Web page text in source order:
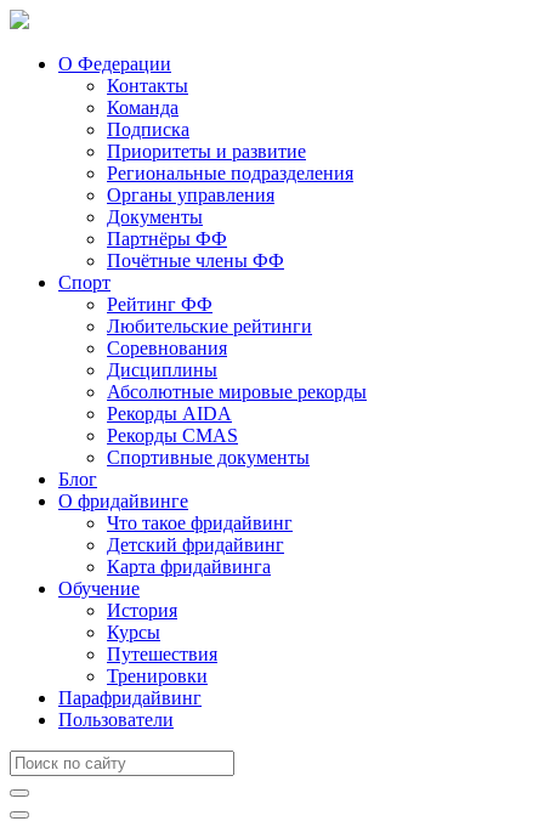
О Федерации
Контакты
Команда
Подписка
Приоритеты и развитие
Региональные подразделения
Органы управления
Документы
Партнёры ФФ
Почётные члены ФФ
Спорт
Рейтинг ФФ
Любительские рейтинги
Соревнования
Дисциплины
Абсолютные мировые рекорды
Рекорды AIDA
Рекорды CMAS
Спортивные документы
Блог
О фридайвинге
Что такое фридайвинг
Детский фридайвинг
Карта фридайвинга
Обучение
История
Курсы
Путешествия
Тренировки
Парафридайвинг
Пользователи